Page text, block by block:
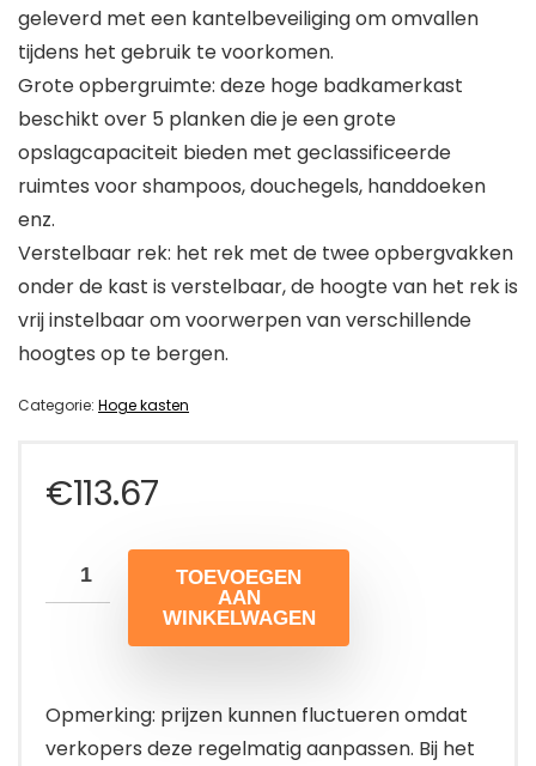
geleverd met een kantelbeveiliging om omvallen
tijdens het gebruik te voorkomen.
Grote opbergruimte: deze hoge badkamerkast
beschikt over 5 planken die je een grote
opslagcapaciteit bieden met geclassificeerde
ruimtes voor shampoos, douchegels, handdoeken
enz.
Verstelbaar rek: het rek met de twee opbergvakken
onder de kast is verstelbaar, de hoogte van het rek is
vrij instelbaar om voorwerpen van verschillende
hoogtes op te bergen.
Categorie: Hoge kasten
€113.67
TOEVOEGEN
AAN
WINKELWAGEN
Opmerking: prijzen kunnen fluctueren omdat
verkopers deze regelmatig aanpassen. Bij het